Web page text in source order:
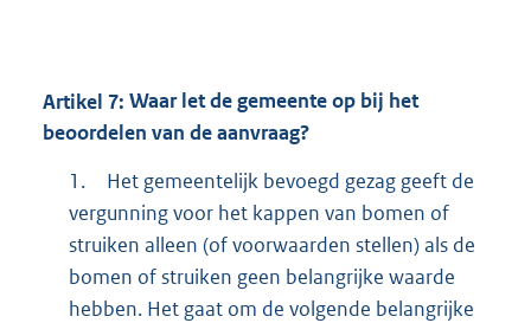
Artikel 7: Waar let de gemeente op bij het
beoordelen van de aanvraag?
1.
Het gemeentelijk bevoegd gezag geeft de
vergunning voor het kappen van bomen of
struiken alleen (of voorwaarden stellen) als de
bomen of struiken geen belangrijke waarde
hebben. Het gaat om de volgende belangrijke